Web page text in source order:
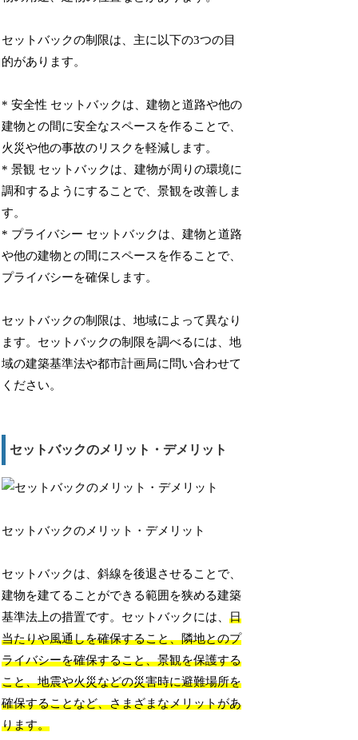
セットバックの制限は、主に以下の3つの目
的があります。
* 安全性 セットバックは、建物と道路や他の
建物との間に安全なスペースを作ることで、
火災や他の事故のリスクを軽減します。
* 景観 セットバックは、建物が周りの環境に
調和するようにすることで、景観を改善しま
す。
* プライバシー セットバックは、建物と道路
や他の建物との間にスペースを作ることで、
プライバシーを確保します。
セットバックの制限は、地域によって異なり
ます。セットバックの制限を調べるには、地
域の建築基準法や都市計画局に問い合わせて
ください。
セットバックのメリット・デメリット
セットバックのメリット・デメリット
セットバックは、斜線を後退させることで、
建物を建てることができる範囲を狭める建築
基準法上の措置です。セットバックには、日
当たりや風通しを確保すること、隣地とのプ
ライバシーを確保すること、景観を保護する
こと、地震や火災などの災害時に避難場所を
確保することなど、さまざまなメリットがあ
ります。